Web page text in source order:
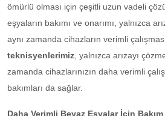
ömürlü olması için çeşitli uzun vadeli
eşyaların bakımı ve onarımı, yalnızca
aynı zamanda cihazların verimli
teknisyenlerimiz , yalnızca arızayı
zamanda cihazlarınızın daha verimli
bakımları da sağlar.
Daha Verimli Beyaz Eşyalar İçin Bakım